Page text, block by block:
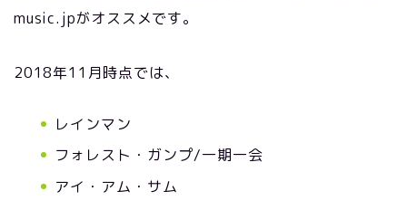
music.jpがオススメです。
2018年11月時点では、
レインマン
フォレスト・ガンプ/一期一会
アイ・アム・サム